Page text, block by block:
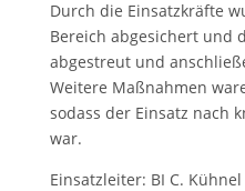
Durch die Einsatzkräfte
Bereich abgesichert und
abgestreut und
Weitere Maßnahmen
sodass der Einsatz nach
war.
Einsatzleiter: BI C. Kühnel